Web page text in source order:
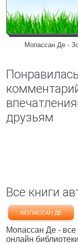
Мопассан Де -
друзьям
Все книги
МОПАССАН ДЕ
Мопассан Де - все
онлайн